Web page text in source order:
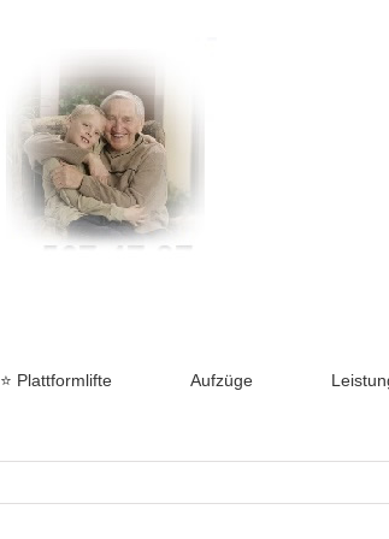
⭐ Plattformlifte Aufzüge